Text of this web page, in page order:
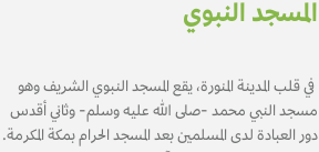
المسجد النبوي
في قلب المدينة المنورة، يقع المسجد النبوي الشريف وهو
مسجد النبي محمد -صلى الله عليه وسلم- وثاني أقدس
دور العبادة لدى المسلمين بعد المسجد الحرام بمكة المكرمة.